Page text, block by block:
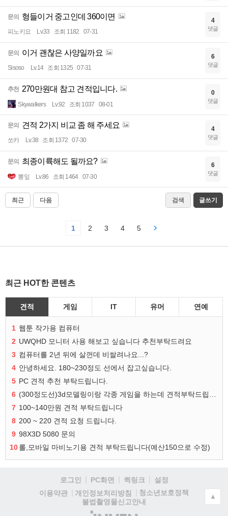
문의 형들이거 중고인데 360이면
피노키요 Lv.33 조회 1182 07-31
4
댓글
문의 이거 괜찮은 사양일까요
Sisoso Lv.14 조회 1325 07-31
6
댓글
추천 270만원대 참고 견적입니다.
Skywalkers Lv.92 조회 1037 08-01
0
댓글
문의 견적 2가지 비교 좀 해 주세요
쏘카 Lv.38 조회 1372 07-30
4
댓글
문의 최종이륙해도 될까요?
뽕잎 Lv.86 조회 1464 07-30
6
댓글
최근 다음 검색 글쓰기
1 2 3 4 5
최근 HOT한 콘텐츠
견적 게임 IT 유머 연예
1 웹툰 작가용 컴퓨터
2 UWQHD 모니터 사용 해보고 싶습니다 추천부탁드려요
3 컴퓨터를 2년 뒤에 살껀데 비쌀려나요...?
4 안녕하세요. 180~230정도 선에서 잡고싶습니다.
5 PC 견적 추천 부탁드립니다.
6
7 100~140만원 견적 부탁드립니다
8 200 ~ 220 견적 요청 드립니다.
9 98X3D 5080 문의
10롤,모바일 마비노기용 견적 부탁드립니다(예산150으로 수정)
로그인 PC화면 퀵링크
설정
이용약관
개인정보처리방침
청소년보호정책
불법촬영물신고안내
▲